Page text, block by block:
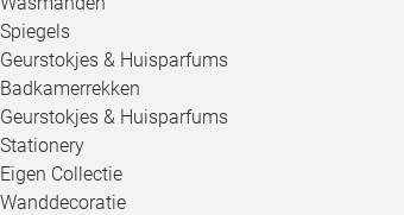
Spiegels
Geurstokjes & Huisparfums
Badkamerrekken
Geurstokjes & Huisparfums
Stationery
Eigen Collectie
Wanddecoratie